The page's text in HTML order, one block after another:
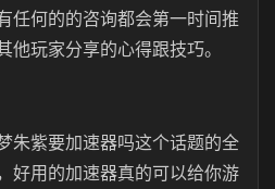
任何的的咨询都会第一时间推
玩家分享的心得跟技巧。
朱紫要加速器吗这个话题的全
好用的加速器真的可以给你游